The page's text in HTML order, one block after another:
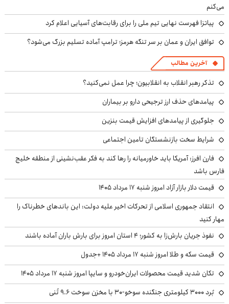
می‌کنم
پیاتزا فهرست نهایی تیم ملی را برای رقابت‌های آسیایی اعلام کرد
توافق ایران و عمان بر سر تنگه هرمز؛ ترامپ آماده تسلیم بزرگ می‌شود؟
آخرین مطالب
تذکر رهبر انقلاب به انقلابیون؛ چرا عمل نمی‌کنید؟
پیامدهای حذف ارز ترجیحی دارو بر بیماران
جلوگیری از پیامدهای افزایش قیمت بنزین
شرایط سخت بازنشستگان تامین اجتماعی
فارن افرز: آمریکا باید خاورمیانه را رها کند به فکر عقب‌نشینی از منطقه خلیج
فارس باشد
قیمت دلار بازار آزاد امروز شنبه ۱۷ مرداد ۱۴۰۵
انتقاد جمهوری اسلامی از تحرکات اخیر علیه دولت: این باندهای خطرناک را
مهار کنید
نفوذ جریان بارش‌زا به کشور؛ ۴ استان امروز برای بارش باران آماده باشند
قیمت سکه و طلا امروز شنبه ۱۷ مرداد ۱۴۰۵ +جدول
تکان شدید قیمت محصولات ایران‌خودرو و سایپا امروز شنبه ۱۷ مرداد ۱۴۰۵
بُرد ۳۰۰۰ کیلومتری جنگنده سوخو-۳۰ با مخزن سوخت ۹.۶ تُنی